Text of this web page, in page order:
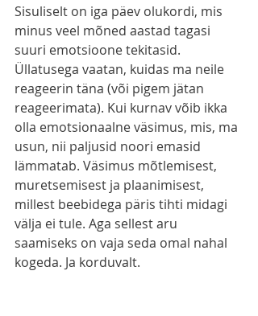
Sisuliselt on iga päev olukordi, mis
minus veel mõned aastad tagasi
suuri emotsioone tekitasid.
Üllatusega vaatan, kuidas ma neile
reageerin täna (või pigem jätan
reageerimata). Kui kurnav võib ikka
olla emotsionaalne väsimus, mis, ma
usun, nii paljusid noori emasid
lämmatab. Väsimus mõtlemisest,
muretsemisest ja plaanimisest,
millest beebidega päris tihti midagi
välja ei tule. Aga sellest aru
saamiseks on vaja seda omal nahal
kogeda. Ja korduvalt.